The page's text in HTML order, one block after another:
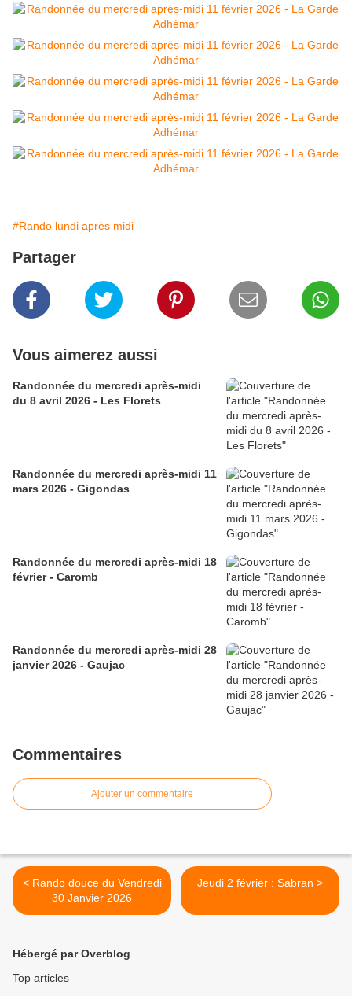
#Rando lundi après midi
Partager
Vous aimerez aussi
Randonnée du mercredi après-midi
du 8 avril 2026 - Les Florets
Randonnée du mercredi après-midi 11
mars 2026 - Gigondas
Randonnée du mercredi après-midi 18
février - Caromb
Randonnée du mercredi après-midi 28
janvier 2026 - Gaujac
Commentaires
Ajouter un commentaire
< Rando douce du Vendredi
30 Janvier 2026
Jeudi 2 février : Sabran >
Hébergé par Overblog
Top articles